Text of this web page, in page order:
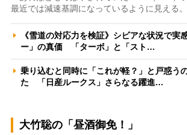
最近では減速基調になっているように見える
《雪道の対応力を検証》シビアな状況で実
ー」の真価 「ターボ」と「スト…
乗り込むと同時に「これが軽？」と戸惑う
た 「日産ルークス」さらなる躍進…
大竹聡の「昼酒御免！」